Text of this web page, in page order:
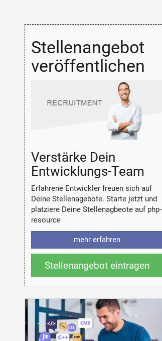
Stellenangebot
veröffentlichen
Verstärke Dein
Entwicklungs-Team
Erfahrene Entwickler freuen sich auf
Deine Stellenagebote. Starte jetzt und
platziere Deine Stellenagbeote auf php-
resource
mehr erfahren
Stellenangebot eintragen